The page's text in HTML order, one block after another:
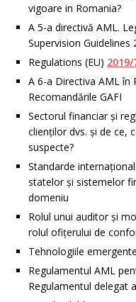
vigoare in Romania?
A 5-a directivă AML.
Supervision
Regulations (EU) 2019/
A 6-a Directiva AML în
Recomandările GAFI
Sectorul financiar și
clienților dvs. și de ce,
suspecte?
Standarde
statelor și sistemelor
domeniu
Rolul unui auditor și
rolul ofițerului de
Tehnologiile
Regulamentul AML
Regulamentul delegat